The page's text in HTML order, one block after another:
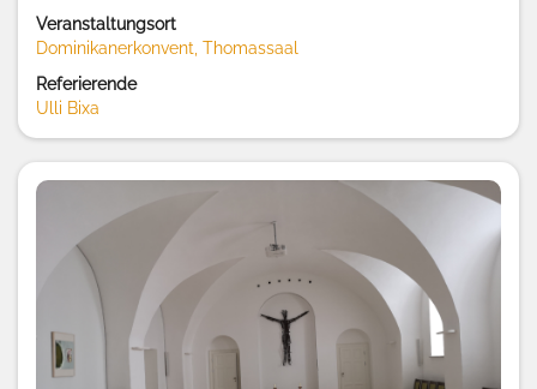
Veranstaltungsort
Dominikanerkonvent, Thomassaal
Referierende
Ulli Bixa